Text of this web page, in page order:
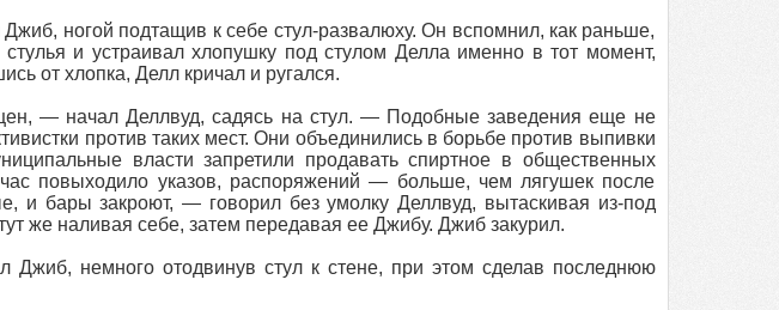
ногой подтащив к себе стул-развалюху. Он вспомнил, как раньше,
и устраивал хлопушку под стулом Делла именно в тот момент,
от хлопка, Делл кричал и ругался.
— начал Деллвуд, садясь на стул. — Подобные заведения еще не
против таких мест. Они объединились в борьбе против выпивки
власти запретили продавать спиртное в общественных
повыходило указов, распоряжений — больше, чем лягушек после
и бары закроют, — говорил без умолку Деллвуд, вытаскивая из-под
же наливая себе, затем передавая ее Джибу. Джиб закурил.
немного отодвинув стул к стене, при этом сделав последнюю